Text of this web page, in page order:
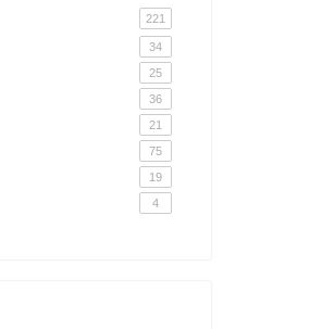
221
34
25
36
21
75
19
4